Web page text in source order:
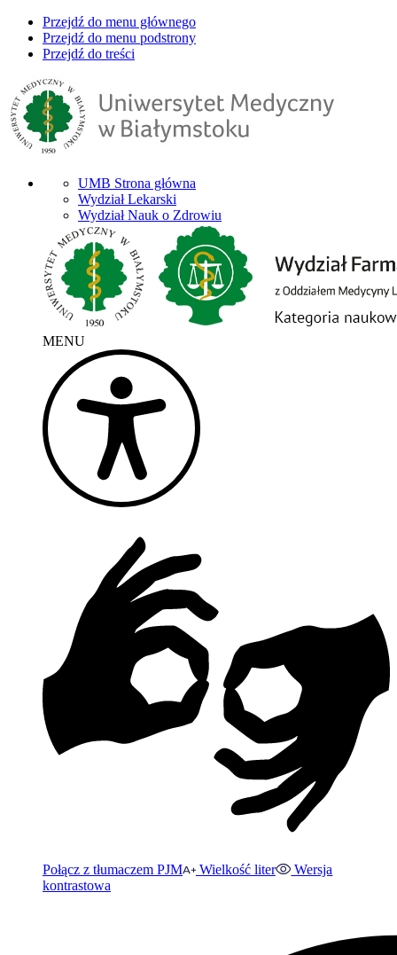
Przejdź do menu głównego
Przejdź do menu podstrony
Przejdź do treści
UMB Strona główna
Wydział Lekarski
Wydział Nauk o Zdrowiu
MENU
Połącz z tłumaczem PJM Wielkość liter
Wersja
kontrastowa